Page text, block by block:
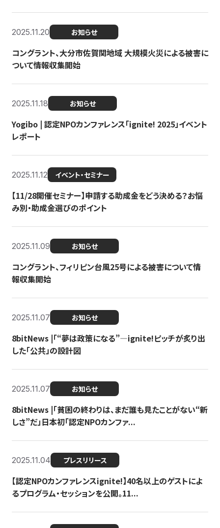
2025.11.20 お知らせ
コングラント、大分市佐賀関地域 大規模火災による被害に
ついて情報収集開始
2025.11.18 お知らせ
Yogibo | 認定NPOカンファレンス「ignite! 2025」イベント
レポート
2025.11.12 イベント・セミナー
【11/28開催セミナー】申請する助成金をどう決める？お悩
み別・助成金選びのポイント
2025.11.09 お知らせ
コングラント、フィリピン台風25号による被害について情
報収集開始
2025.11.07 お知らせ
8bitNews |「“夢は政策になる”—ignite!ピッチが炙り出
した「公共」の設計図
2025.11.07 お知らせ
8bitNews |「貧困の終わりは、まだ誰も見たことがない“新
しさ”だ」日本初「認定NPOカンファ...
2025.11.04 プレスリリース
【認定NPOカンファレンスignite!】40名以上のゲストによ
るプログラム・セッションを公開。11...